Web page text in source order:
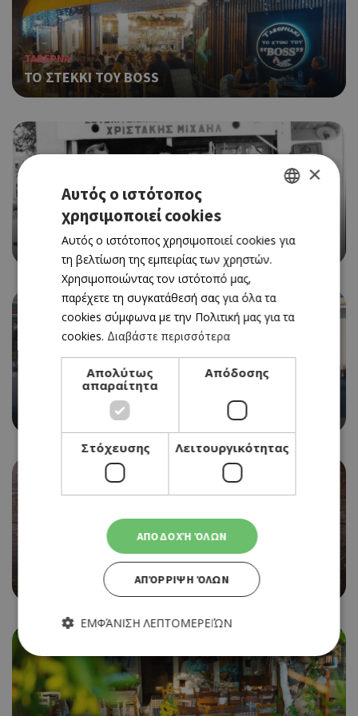
ΤΑΒΕΡΝΑ
ΤΟ ΣΤΕΚΚΙ ΤΟΥ BOSS
ΤΑΒΕΡΝΑ
ΤΟ ΑΥΤΟΜΑΤΟ
ΠΑΡΑΔΟΣΙΑΚΗ ΤΑΒΕΡΝΑ
ΧΑΣΑΠΟΤΑΒΕΡΝΑ ΦΑΕ ΠΚΙΕ
ENGLISH
×
Αυτός ο ιστότοπος
χρησιμοποιεί cookies
Αυτός ο ιστότοπος χρησιμοποιεί cookies για
τη βελτίωση της εμπειρίας των χρηστών.
Χρησιμοποιώντας τον ιστότοπό μας,
παρέχετε τη συγκατάθεσή σας για όλα τα
cookies σύμφωνα με την Πολιτική μας για τα
cookies. Διαβάστε περισσότερα
Απολύτως
απαραίτητα
Απόδοσης
Στόχευσης Λειτουργικότητας
ΑΠΟΔΟΧΉ ΌΛΩΝ
ΑΠΌΡΡΙΨΗ ΌΛΩΝ
ΕΜΦΆΝΙΣΗ ΛΕΠΤΟΜΕΡΕΙΏΝ
Απολύτως απαραίτητα
Απόδοσης
Στόχευσης
Λειτουργικότητας